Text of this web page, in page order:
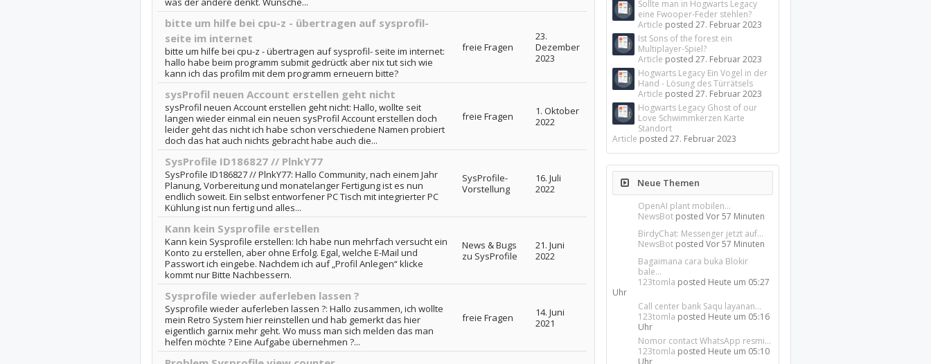
bitte um hilfe bei cpu-z - übertragen auf sysprofil-
seite im internet
bitte um hilfe bei cpu-z - übertragen auf sysprofil- seite im internet:
hallo habe beim programm submit gedrüctk aber nix tut sich wie
kann ich das profilm mit dem programm erneuern bitte?
freie Fragen
23.
Dezember
2023
sysProfil neuen Account erstellen geht nicht
sysProfil neuen Account erstellen geht nicht: Hallo, wollte seit
langen wieder einmal ein neuen sysProfil Account erstellen doch
leider geht das nicht ich habe schon verschiedene Namen probiert
doch das hat auch nichts gebracht habe auch die...
freie Fragen
1. Oktober
2022
SysProfile ID186827 // PlnkY77
SysProfile ID186827 // PlnkY77: Hallo Community, nach einem Jahr
Planung, Vorbereitung und monatelanger Fertigung ist es nun
endlich soweit. Ein selbst entworfener PC Tisch mit integrierter PC
Kühlung ist nun fertig und alles...
SysProfile-
Vorstellung
16. Juli
2022
Kann kein Sysprofile erstellen
Kann kein Sysprofile erstellen: Ich habe nun mehrfach versucht ein
Konto zu erstellen, aber ohne Erfolg. Egal, welche E-Mail und
Passwort ich eingebe. Nachdem ich auf „Profil Anlegen“ klicke
kommt nur Bitte Nachbessern.
News & Bugs
zu SysProfile
21. Juni
2022
Sysprofile wieder auferleben lassen ?
Sysprofile wieder auferleben lassen ?: Hallo zusammen, ich wollte
mein Retro System hier reinstellen und hab gemerkt das hier
eigentlich garnix mehr geht. Wo muss man sich melden das man
helfen möchte ? Eine Aufgabe übernehmen ?...
freie Fragen
14. Juni
2021
Sollte man in Hogwarts Legacy
eine Fwooper-Feder stehlen?
Article posted27. Februar 2023
Ist Sons of the forest ein
Multiplayer-Spiel?
Article posted27. Februar 2023
Hogwarts Legacy Ein Vogel in der
Hand - Lösung des Türrätsels
Article posted27. Februar 2023
Hogwarts Legacy Ghost of our
Love Schwimmkerzen Karte
Standort
Article posted27. Februar 2023
Neue Themen
OpenAI plant mobilen...
NewsBot postedVor 57 Minuten
BirdyChat: Messenger jetzt auf...
NewsBot postedVor 57 Minuten
Bagaimana cara buka Blokir
bale...
123tomla posted Heute um 05:27
Uhr
Call center bank Saqu layanan...
123tomla posted Heute um 05:16
Uhr
Nomor contact WhatsApp resmi...
123tomla posted Heute um 05:10
Uhr